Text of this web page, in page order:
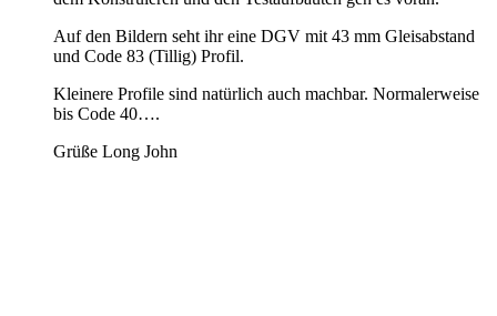
Auf den Bildern seht ihr eine DGV mit 43 mm Gleisabstand
und Code 83 (Tillig) Profil.
Kleinere Profile sind natürlich auch machbar. Normalerweise
bis Code 40….
Grüße Long John